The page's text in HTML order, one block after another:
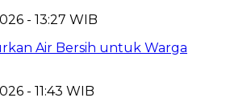
- 13:27 WIB
Air Bersih untuk Warga
- 11:43 WIB